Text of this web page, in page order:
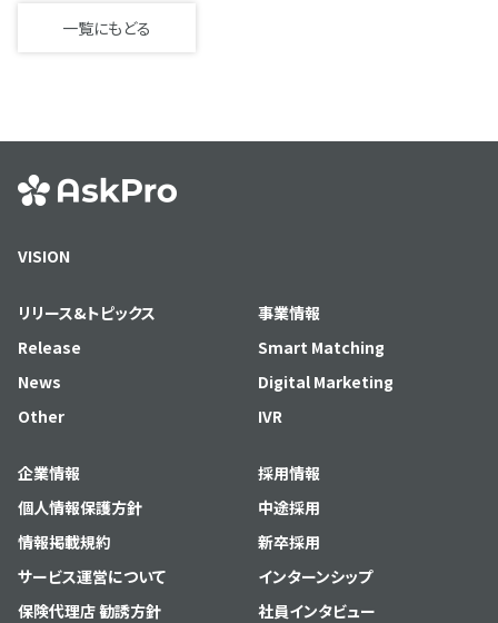
一覧にもどる
VISION
リリース&トピックス
Release
News
Other
事業情報
Smart Matching
Digital Marketing
IVR
企業情報
個人情報保護方針
情報掲載規約
サービス運営について
保険代理店 勧誘方針
採用情報
中途採用
新卒採用
インターンシップ
社員インタビュー